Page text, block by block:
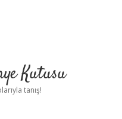
Kutusu
tanış!